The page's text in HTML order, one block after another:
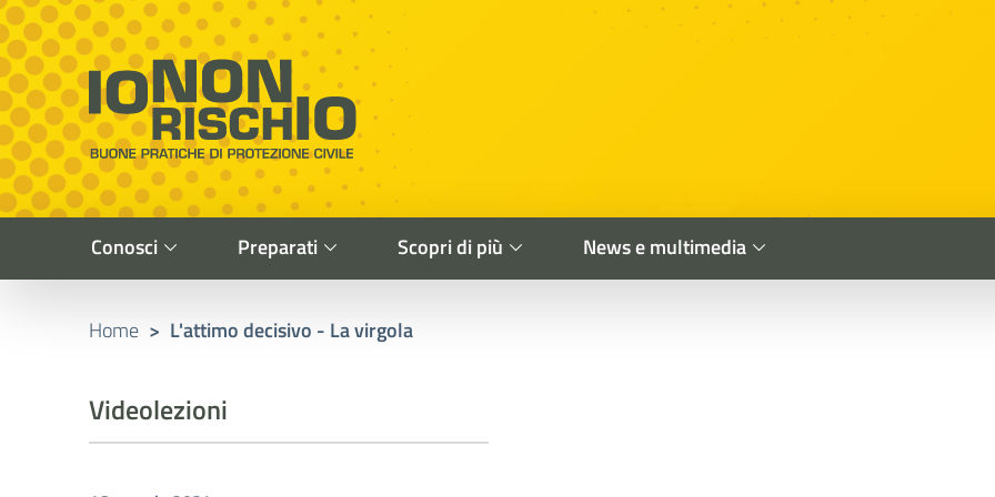
Vai al contenuto principale
Raggiungi il piè di pagina
Io non rischio
Buone pratiche di Protezione Civile
Cerca nel sito
Conosci Preparati Scopri di più News e multimedia
Home > L'attimo decisivo - La virgola
Videolezioni